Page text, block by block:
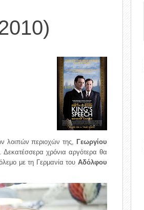
λοιπών περιοχών της, Γεωργίου
χρόνια αργότερα θα
με τη Γερμανία του Αδόλφου